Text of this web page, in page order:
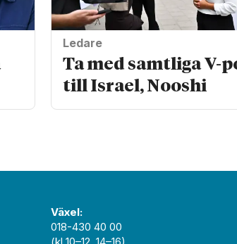
Ledare
Ta med samtliga V-
till Israel, Nooshi
Växel:
018-430 40 00